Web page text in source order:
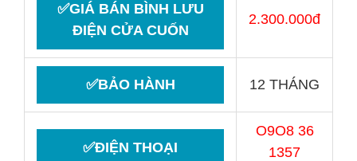
✅GIÁ BÁN BÌNH LƯU
ĐIỆN CỬA CUỐN
2.300.000đ
✅BẢO HÀNH 12 THÁNG
✅ĐIỆN THOẠI
O9O8 36
1357